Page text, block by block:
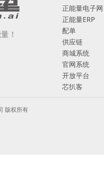
！
正能量电子网
正能量ERP
配单
供应链
商城系统
官网系统
开放平台
芯扒客
版权所有